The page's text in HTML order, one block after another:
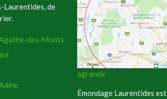
Laurentides, de
des-Monts
agrandir
Émondage Laurentides est